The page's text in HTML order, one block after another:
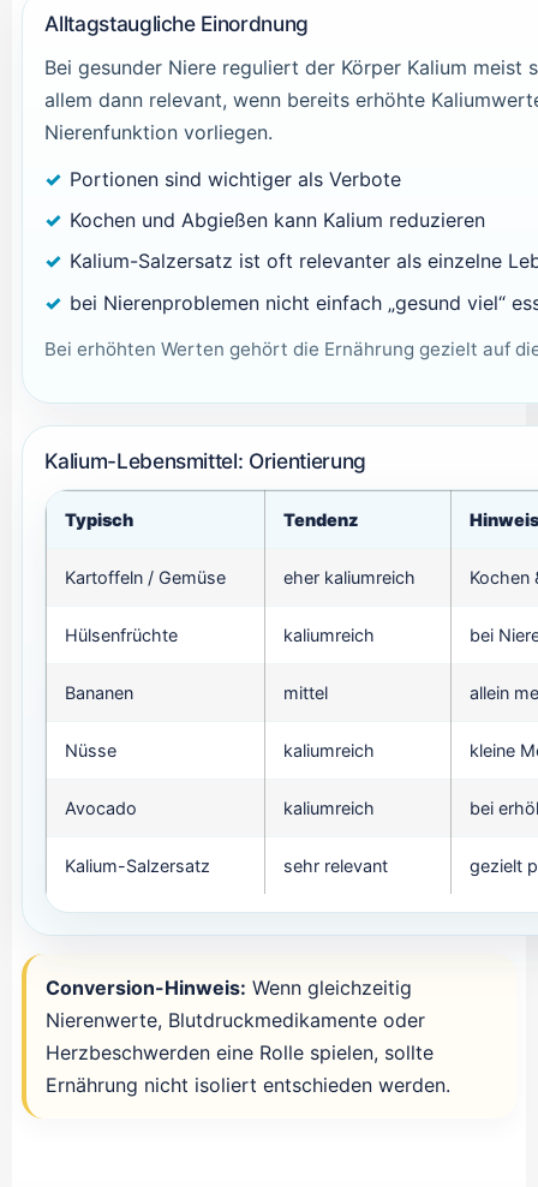
Alltagstaugliche Einordnung
Bei gesunder Niere reguliert der Körper Kalium meist
allem dann relevant, wenn bereits erhöhte
Nierenfunktion vorliegen.
Portionen sind wichtiger als Verbote
Kochen und Abgießen kann Kalium reduzieren
Kalium-Salzersatz ist oft relevanter als einzelne
bei Nierenproblemen nicht einfach „gesund viel“
Bei erhöhten Werten gehört die Ernährung gezielt auf
Kalium-Lebensmittel: Orientierung
Typisch Tendenz Hinweis
Kartoffeln / Gemüse eher kaliumreich Kochen
Hülsenfrüchte kaliumreich bei
Bananen mittel allein
Nüsse kaliumreich kleine
Avocado kaliumreich bei
Kalium-Salzersatz sehr relevant gezielt
Conversion-Hinweis: Wenn gleichzeitig
Nierenwerte, Blutdruckmedikamente oder
Herzbeschwerden eine Rolle spielen, sollte
Ernährung nicht isoliert entschieden werden.